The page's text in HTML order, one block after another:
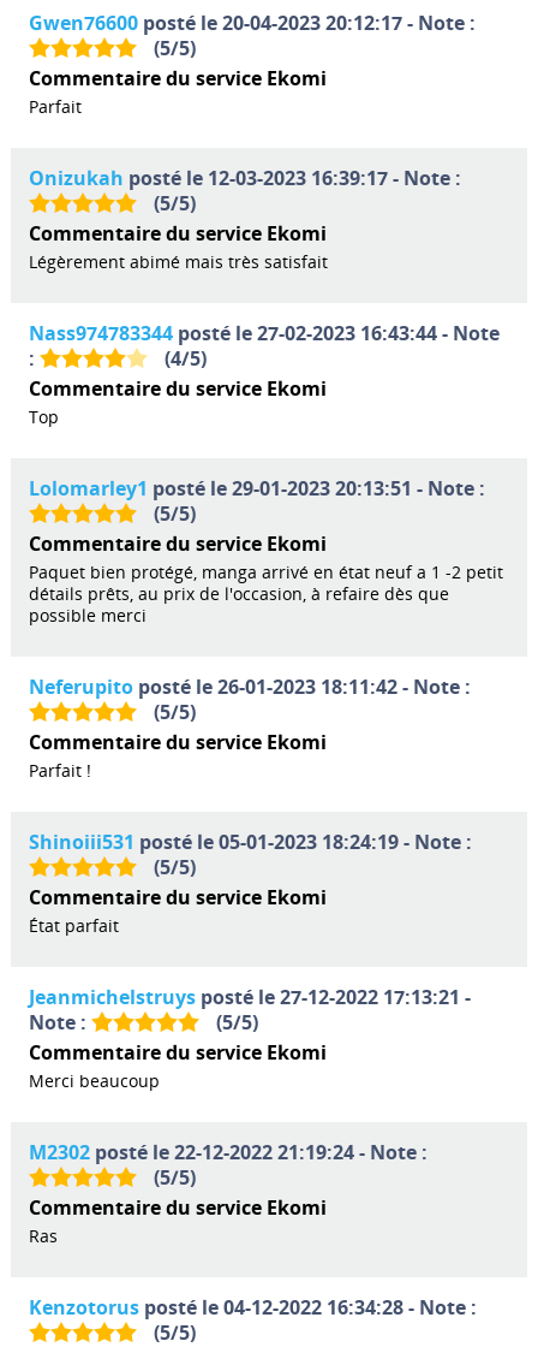
Gwen76600posté le 20-04-2023 20:12:17 - Note :
(5/5)
Commentaire du service Ekomi
Parfait
Onizukah posté le 12-03-2023 16:39:17 - Note :
(5/5)
Commentaire du service Ekomi
Légèrement abimé mais très satisfait
Nass974783344posté le 27-02-2023 16:43:44 - Note
:
(4/5)
Commentaire du service Ekomi
Top
Lolomarley1 posté le 29-01-2023 20:13:51 - Note :
(5/5)
Commentaire du service Ekomi
Paquet bien protégé, manga arrivé en état neuf a 1 -2 petit
détails prêts, au prix de l'occasion, à refaire dès que
possible merci
Neferupitoposté le 26-01-2023 18:11:42 - Note :
(5/5)
Commentaire du service Ekomi
Parfait !
Shinoiii531 posté le 05-01-2023 18:24:19 - Note :
(5/5)
Commentaire du service Ekomi
État parfait
Jeanmichelstruysposté le 27-12-2022 17:13:21 -
Note :
(5/5)
Commentaire du service Ekomi
Merci beaucoup
M2302posté le 22-12-2022 21:19:24 - Note :
(5/5)
Commentaire du service Ekomi
Ras
Kenzotorusposté le 04-12-2022 16:34:28 - Note :
(5/5)